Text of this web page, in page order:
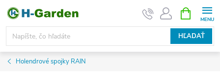
Prejsť
obsah
HĽADAŤ
KOŠÍK
Holendrové spojky RAIN